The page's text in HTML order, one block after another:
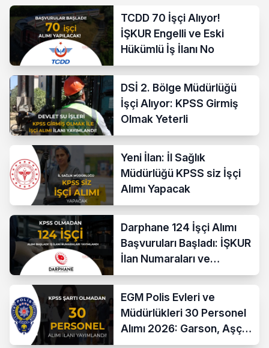
TCDD 70 İşçi Alıyor!
İŞKUR Engelli ve Eski
Hükümlü İş İlanı No
DSİ 2. Bölge Müdürlüğü
İşçi Alıyor: KPSS Girmiş
Olmak Yeterli
Yeni İlan: İl Sağlık
Müdürlüğü KPSS siz İşçi
Alımı Yapacak
Darphane 124 İşçi Alımı
Başvuruları Başladı: İŞKUR
İlan Numaraları ve
Başvuru Ekranı
EGM Polis Evleri ve
Müdürlükleri 30 Personel
Alımı 2026: Garson, Aşçı,
Temizlik ve Teknik